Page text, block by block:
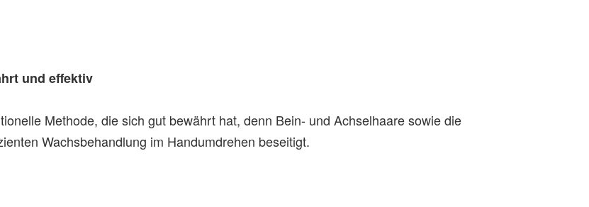
und effektiv
Methode, die sich gut bewährt hat, denn Bein- und Achselhaare sowie die
Wachsbehandlung im Handumdrehen beseitigt.